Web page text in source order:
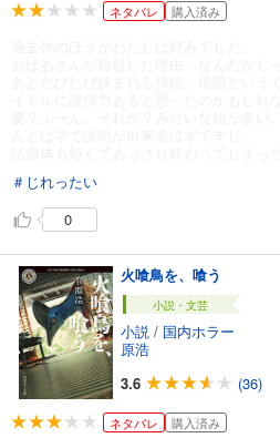
ネタバレ 購入済み
＃じれったい
0
火喰鳥を、喰う
小説・文芸
小説 / 国内ホラー
原浩
3.6
(36)
ネタバレ 購入済み